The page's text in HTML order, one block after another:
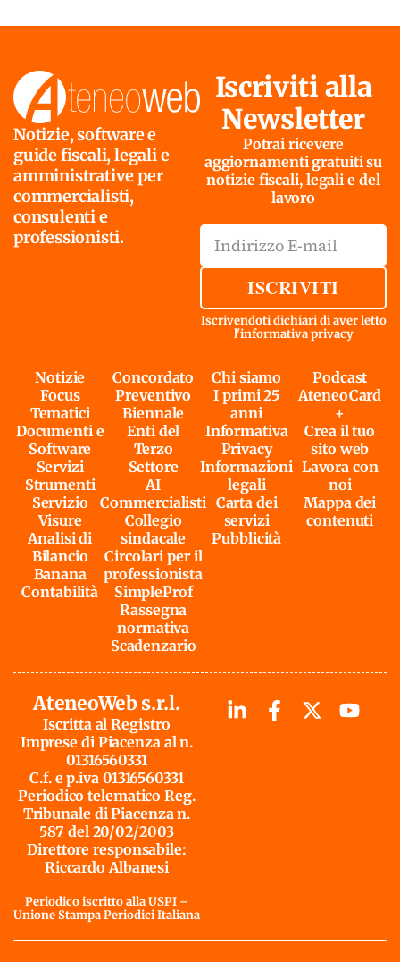
Notizie, software e
guide fiscali, legali e
amministrative per
commercialisti,
consulenti e
professionisti.
Iscriviti alla
Newsletter
Potrai ricevere
aggiornamenti gratuiti su
notizie fiscali, legali e del
lavoro
ISCRIVITI
Iscrivendoti dichiari di aver letto
l'informativa privacy
Notizie
Focus
Tematici
Documenti e
Software
Servizi
Strumenti
Servizio
Visure
Analisi di
Bilancio
Banana
Contabilità
Concordato
Preventivo
Biennale
Enti del
Terzo
Settore
AI
Commercialisti
Collegio
sindacale
Circolari per il
professionista
SimpleProf
Rassegna
normativa
Scadenzario
Chi siamo
I primi 25
anni
Informativa
Privacy
Informazioni
legali
Carta dei
servizi
Pubblicità
Podcast
AteneoCard
+
Crea il tuo
sito web
Lavora con
noi
Mappa dei
contenuti
AteneoWeb s.r.l.
Iscritta al Registro
Imprese di Piacenza al n.
01316560331
C.f. e p.iva 01316560331
Periodico telematico Reg.
Tribunale di Piacenza n.
587 del 20/02/2003
Direttore responsabile:
Riccardo Albanesi
Periodico iscritto alla USPI –
Unione Stampa Periodici Italiana